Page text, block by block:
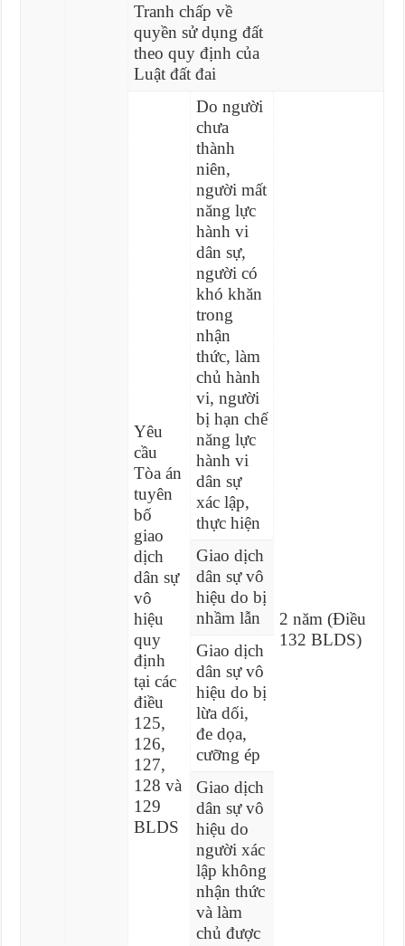
Tranh chấp về
quyền sử dụng đất
theo quy định của
Luật đất đai
Yêu
cầu
Tòa án
tuyên
bố
giao
dịch
dân sự
vô
hiệu
quy
định
tại các
điều
125,
126,
127,
128 và
129
BLDS
Do người
chưa
thành
niên,
người mất
năng lực
hành vi
dân sự,
người có
khó khăn
trong
nhận
thức, làm
chủ hành
vi, người
bị hạn chế
năng lực
hành vi
dân sự
xác lập,
thực hiện
2 năm (Điều
132 BLDS)
Giao dịch
dân sự vô
hiệu do bị
nhầm lẫn
Giao dịch
dân sự vô
hiệu do bị
lừa dối,
đe dọa,
cưỡng ép
Giao dịch
dân sự vô
hiệu do
người xác
lập không
nhận thức
và làm
chủ được